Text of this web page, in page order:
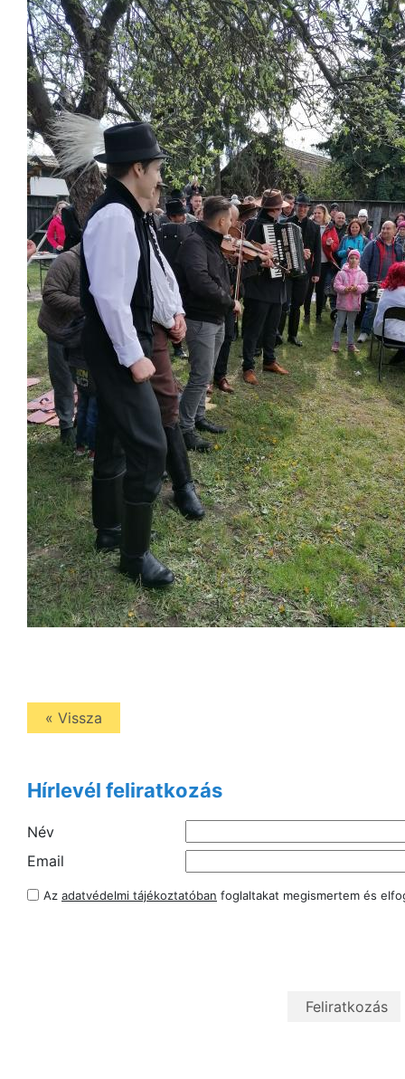
« Vissza
Hírlevél feliratkozás
Név
Email
Az adatvédelmi tájékoztatóban foglaltakat megismertem és